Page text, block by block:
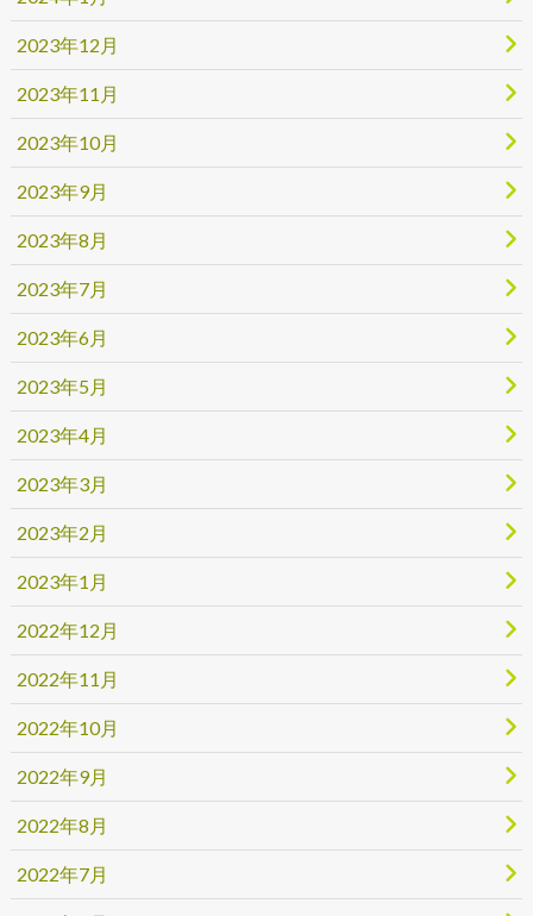
2023年12月
2023年11月
2023年10月
2023年9月
2023年8月
2023年7月
2023年6月
2023年5月
2023年4月
2023年3月
2023年2月
2023年1月
2022年12月
2022年11月
2022年10月
2022年9月
2022年8月
2022年7月